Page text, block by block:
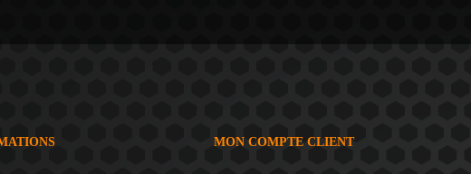
MON COMPTE CLIENT